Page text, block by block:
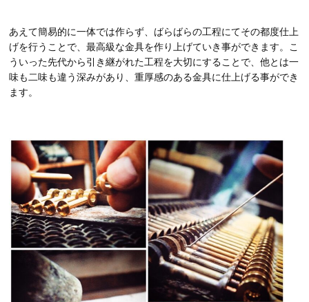
あえて簡易的に一体では作らず、ばらばらの工程にてその都度仕上
げを行うことで、最高級な金具を作り上げていき事ができます。こ
ういった先代から引き継がれた工程を大切にすることで、他とは一
味も二味も違う深みがあり、重厚感のある金具に仕上げる事ができ
ます。